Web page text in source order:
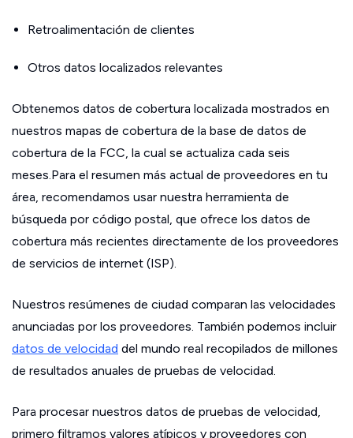
Retroalimentación de clientes
Otros datos localizados relevantes
Obtenemos datos de cobertura localizada mostrados en
nuestros mapas de cobertura de la base de datos de
cobertura de la FCC, la cual se actualiza cada seis
meses.Para el resumen más actual de proveedores en tu
área, recomendamos usar nuestra herramienta de
búsqueda por código postal, que ofrece los datos de
cobertura más recientes directamente de los proveedores
de servicios de internet (ISP).
Nuestros resúmenes de ciudad comparan las velocidades
anunciadas por los proveedores. También podemos incluir
datos de velocidad del mundo real recopilados de millones
de resultados anuales de pruebas de velocidad.
Para procesar nuestros datos de pruebas de velocidad,
primero filtramos valores atípicos y proveedores con